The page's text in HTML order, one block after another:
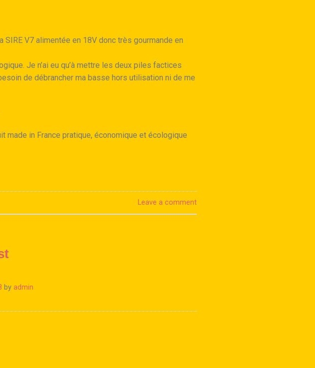
SIRE V7 alimentée en 18V donc très gourmande en
Je n’ai eu qu’à mettre les deux piles factices
de débrancher ma basse hors utilisation ni de me
made in France pratique, économique et écologique
Leave a comment
by admin